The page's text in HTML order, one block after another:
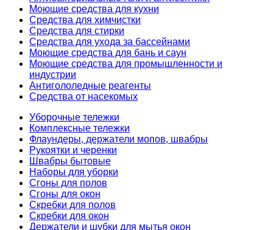
Моющие средства для кухни
Средства для химчистки
Средства для стирки
Средства для ухода за бассейнами
Моющие средства для бань и саун
Моющие средства для промышленности и
индустрии
Антигололедные реагенты
Средства от насекомых
Уборочные тележки
Комплексные тележки
Флаундеры, держатели мопов, швабры
Рукоятки и черенки
Швабры бытовые
Наборы для уборки
Сгоны для полов
Сгоны для окон
Скребки для полов
Скребки для окон
Держатели и шубки для мытья окон